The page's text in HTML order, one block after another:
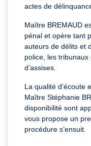
actes de
Maître BREMAUD
pénal et opère tant
auteurs de délits et
police, les
d’assises.
La qualité d’écoute
Maître Stéphanie
disponibilité sont
vous propose un
procédure s’ensuit.